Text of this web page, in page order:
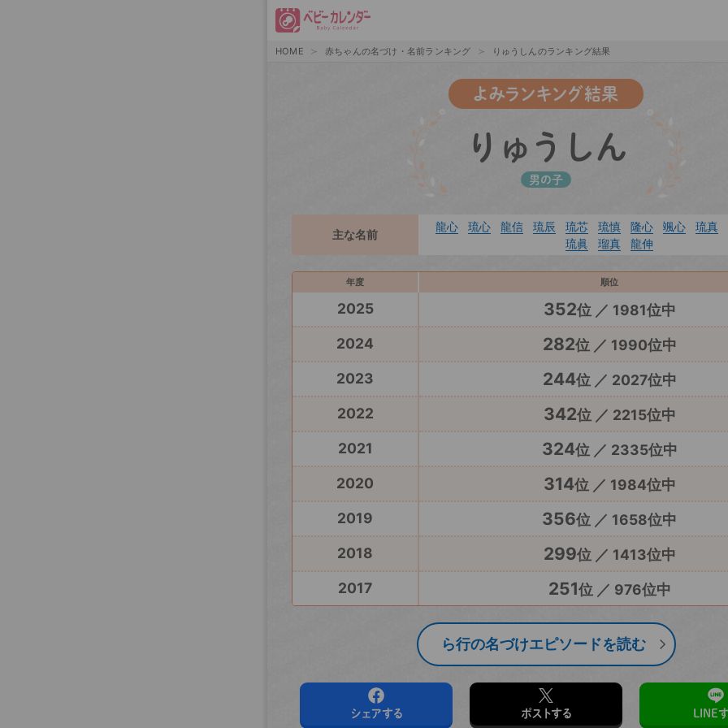
HOME 赤ちゃんの名づけ・名前ランキング りゅうしんのランキング結果
よみランキング結果
りゅうしん
男の子
主な名前
龍心 琉心 龍信 琉辰 琉芯 琉慎 隆心 颯心
琉真
琉眞
瑠真 龍伸
年度 順位
2025 352位 ／ 1981位中
2024
282位 ／ 1990位中
2023
244位 ／ 2027位中
2022
342位 ／ 2215位中
2021
324位 ／ 2335位中
2020
314位 ／ 1984位中
2019
356位 ／ 1658位中
2018
299位 ／ 1413位中
2017
251位 ／ 976位中
ら行の名づけエピソードを読む
シェアする ポストする LINE